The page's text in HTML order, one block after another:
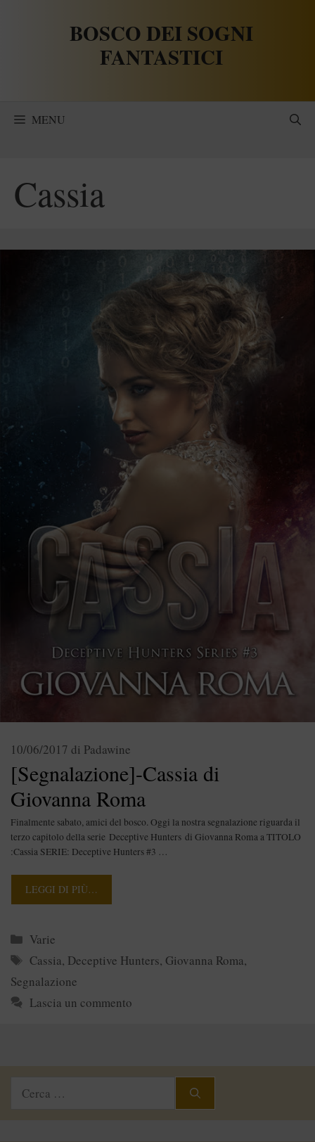
BOSCO DEI SOGNI
FANTASTICI
MENU
Cassia
[Segnalazione]-Cassia di
Giovanna Roma
10/06/2017 di Padawine
Finalmente sabato, amici del bosco. Oggi la nostra segnalazione riguarda il
terzo capitolo della serie Deceptive Hunters di Giovanna Roma a TITOLO
:Cassia SERIE: Deceptive Hunters #3 …
LEGGI DI PIÙ…
Categorie
Varie
Tag
Cassia, Deceptive Hunters, Giovanna Roma,
Segnalazione
Lascia un commento
Ricerca